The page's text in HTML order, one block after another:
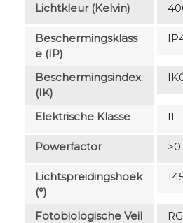
Lichtkleur (Kelvin)
Beschermingsklass
E (IP)
Beschermingsindex
(IK)
Elektrische Klasse II
Powerfactor
Lichtspreidingshoek
(°)
Fotobiologische Veil